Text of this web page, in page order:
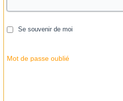
Se souvenir de moi
Mot de passe oublié